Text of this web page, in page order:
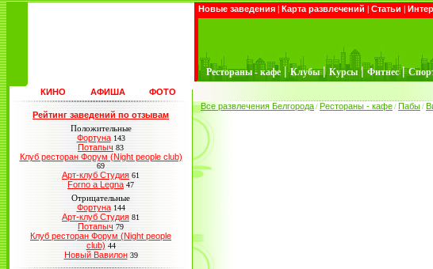
Новые заведения | Карта развлечений | Статьи |
Рестораны - кафе | Клубы | Курсы | Фитнес |
КИНО АФИША ФОТО
Рейтинг заведений по отзывам
Положительные
Фортуна 143
Потапыч 83
Клуб ресторан Форум (Night people club)
69
Арт-клуб Студия 61
Forno a Legna 47
Отрицательные
Фортуна 144
Арт-клуб Студия 81
Потапыч 79
Клуб ресторан Форум (Night people
club) 44
Новый Вавилон 39
Все развлечения Белгорода / Рестораны - кафе / Пабы /